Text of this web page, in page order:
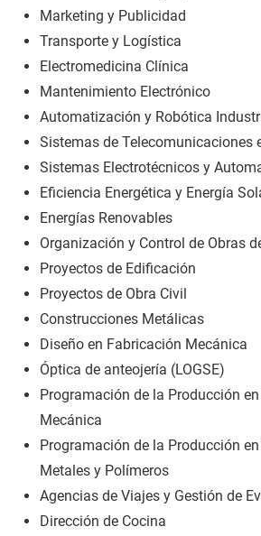
Marketing y Publicidad
Transporte y Logística
Electromedicina Clínica
Mantenimiento Electrónico
Automatización y Robótica
Sistemas de Telecomunicaciones
Sistemas Electrotécnicos y
Eficiencia Energética y Energía
Energías Renovables
Organización y Control de Obras
Proyectos de Edificación
Proyectos de Obra Civil
Construcciones Metálicas
Diseño en Fabricación Mecánica
Óptica de anteojería (LOGSE)
Programación de la Producción
Mecánica
Programación de la Producción
Metales y Polímeros
Agencias de Viajes y Gestión de
Dirección de Cocina